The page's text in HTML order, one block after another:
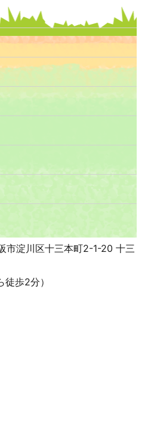
市淀川区十三本町2-1-20 十三
徒歩2分）